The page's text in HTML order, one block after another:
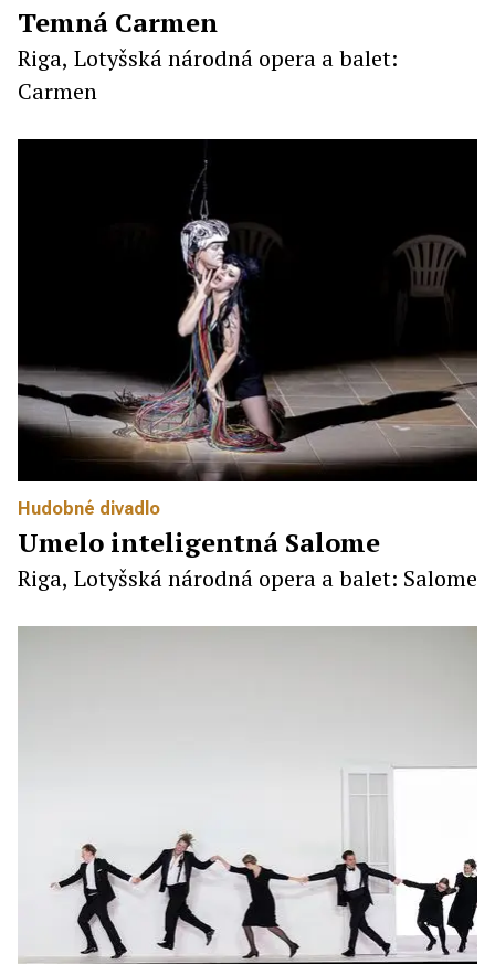
Temná Carmen
Riga, Lotyšská národná opera a balet:
Carmen
Hudobné divadlo
Umelo inteligentná Salome
Riga, Lotyšská národná opera a balet: Salome